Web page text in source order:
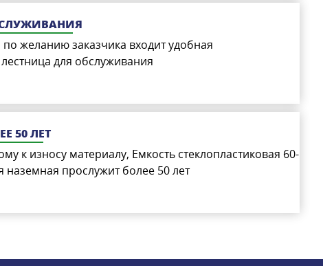
по желанию заказчика входит удобная
для обслуживания
50 ЛЕТ
к износу материалу, Емкость стеклопластиковая 60-
наземная прослужит более 50 лет